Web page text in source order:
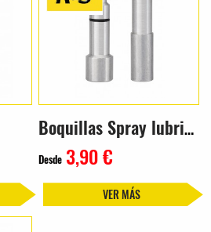
Boquillas Spray lubricante
Desde 3,90 €
VER MÁS